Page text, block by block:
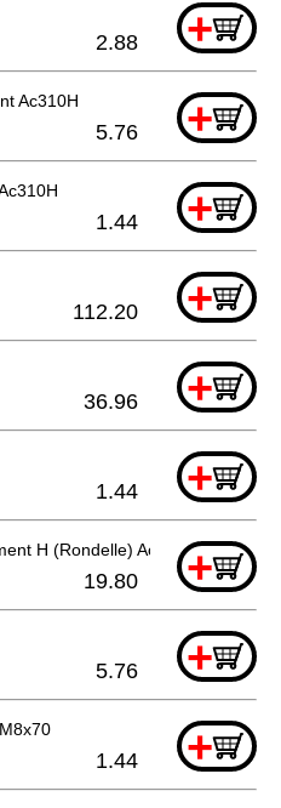
+
2.88
Ac310H +
5.76
+
1.44
+
112.20
+
36.96
+
1.44
H (Rondelle) Ac310H+
19.80
+
5.76
+
1.44